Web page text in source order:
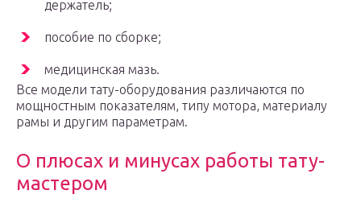
держатель;
пособие по сборке;
медицинская мазь.
Все модели тату-оборудования различаются по
мощностным показателям, типу мотора, материалу
рамы и другим параметрам.
О плюсах и минусах работы тату-
мастером